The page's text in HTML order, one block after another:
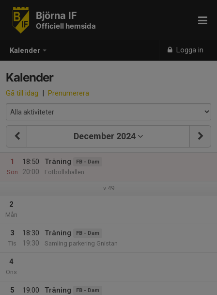
Kalender Logga in
Björna IF
Officiell hemsida
Kalender
Gå till idag | Prenumerera
December 2024
1
Sön
18:50
20:00
Träning FB - Dam
Fotbollshallen
v.49
2
Mån
3
Tis
18:30
19:30
Träning FB - Dam
Samling parkering Gnistan
4
Ons
5
19:00
Träning FB - Dam